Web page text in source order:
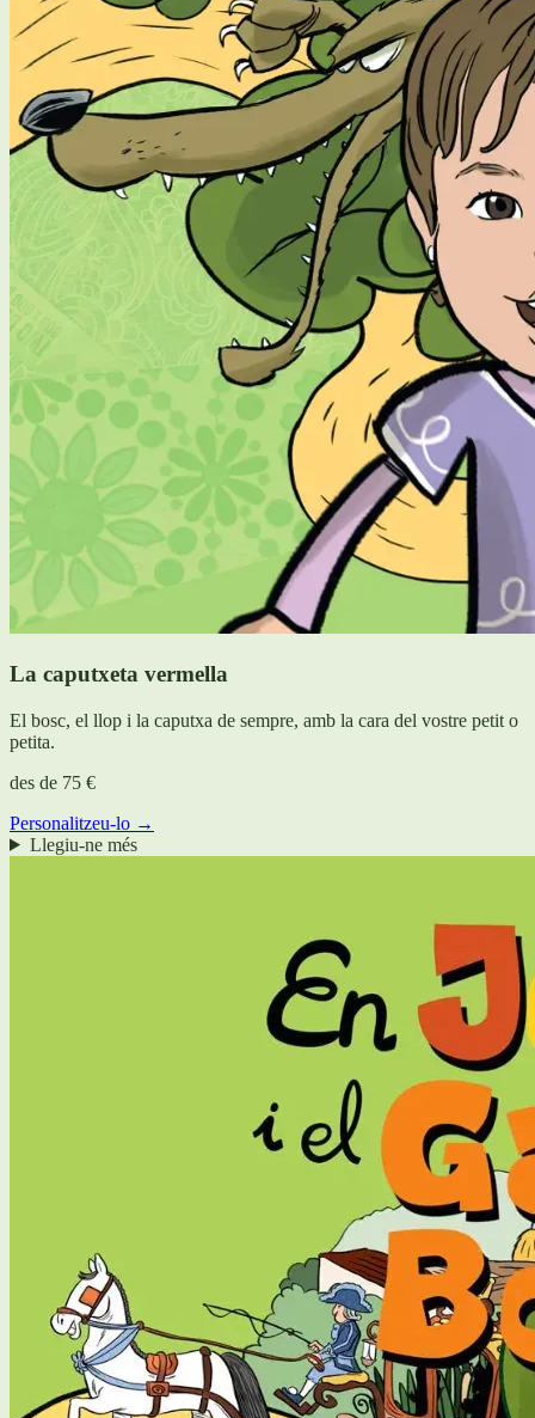
La caputxeta vermella
El bosc, el llop i la caputxa de sempre, amb la cara del vostre petit o
petita.
des de 75 €
Personalitzeu-lo →
Llegiu-ne més